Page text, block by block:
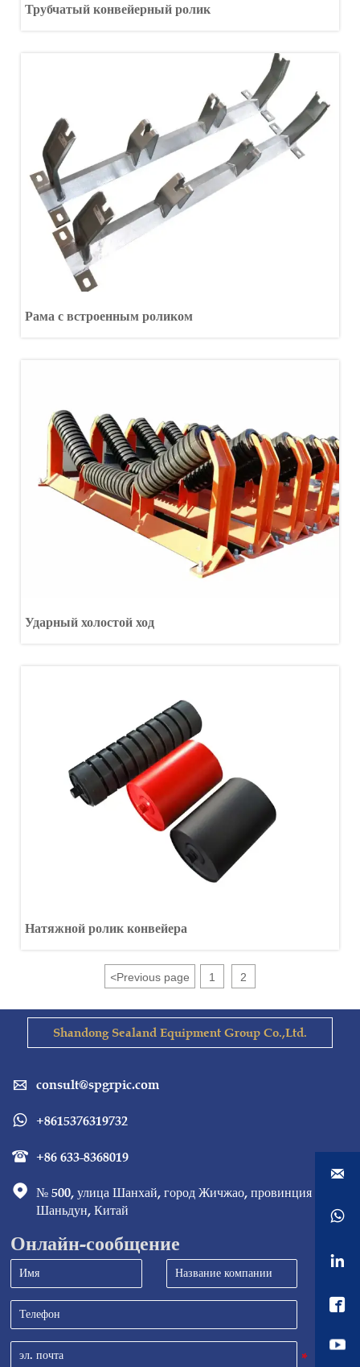
Трубчатый конвейерный ролик
Рама с встроенным роликом
Ударный холостой ход
Натяжной ролик конвейера
<Previous page 1 2
Shandong Sealand Equipment Group Co.,Ltd.
 consult@spgrpic.com
 +8615376319732
 +86 633-8368019
 № 500, улица Шанхай, город Жичжао, провинция
Шаньдун, Китай
Онлайн-сообщение



